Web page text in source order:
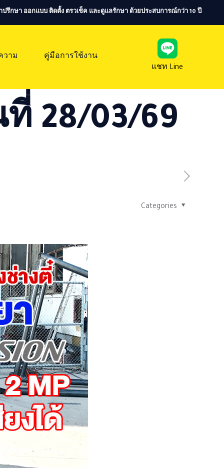
ปรึกษา ออกแบบ ติดตั้ง ตรวเช็ค และดูแลรักษา ด้วยประสบการณ์กว่า 10 ปี
วาม
คู่มือการใช้งาน
แชท Line
28/03/69
Categories